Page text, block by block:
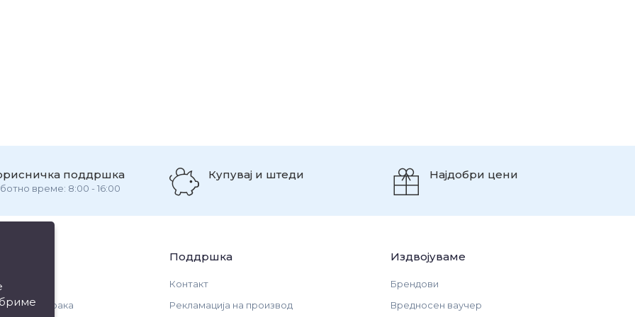
поддршка
време: 8:00 - 16:00
Купувај и штеди Најдобри цени
за испорака
Поддршка
Контакт
Рекламација на производ
Издвојуваме
Брендови
Вредносен ваучер